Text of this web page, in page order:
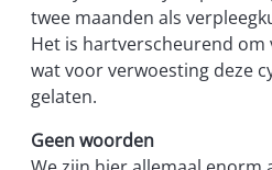
twee maanden als
Het is hartverscheurend om
wat voor verwoesting deze
gelaten.
Geen woorden